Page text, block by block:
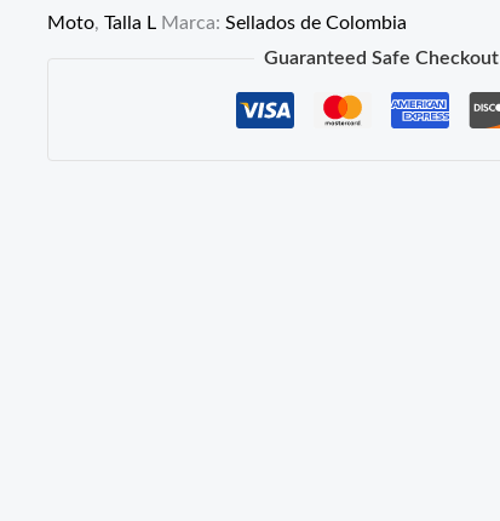
Impermeable
Moto, Talla L Marca: Sellados de Colombia
Guaranteed Safe Checkout